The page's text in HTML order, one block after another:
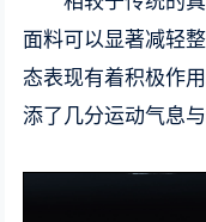
面料可以显著减轻
态表现有着积极作
添了几分运动气息与